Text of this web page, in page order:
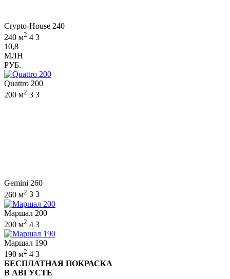
Crypto-House 240
240 м2 4 3
10,8
МЛН
РУБ.
Quattro 200
200 м2 3 3
Gemini 260
260 м2 3 3
Маршал 200
200 м2 4 3
Маршал 190
190 м2 4 3
БЕСПЛАТНАЯ ПОКРАСКА
В АВГУСТЕ